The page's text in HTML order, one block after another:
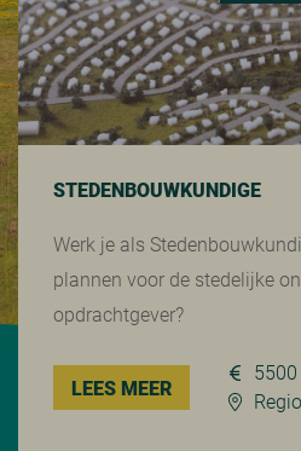
STEDENBOUWKUNDIGE
Werk je als
plannen voor de stedelijke
opdrachtgever?
LEES MEER